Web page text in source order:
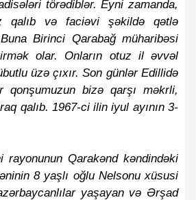
törədiblər. Eyni zamanda,
qalıb və faciəvi şəkildə qətlə
Birinci Qarabağ müharibəsi
olar. Onların otuz il əvvəl
üzə çıxır. Son günlər Edillidə
qonşumuzun bizə qarşı məkrli,
qalıb. 1967-ci ilin iyul ayının 3-
rayonunun Qarakənd kəndindəki
8 yaşlı oğlu Nelsonu xüsusi
yaşayan və Ərşad